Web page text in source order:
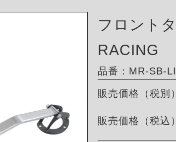
フロント
RACING
品番：MR-SB-
販売価格（税別）
販売価格（税込）